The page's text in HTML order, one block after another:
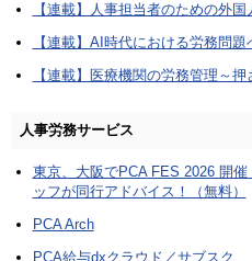
【連載】人事担当者のための外
【連載】AI時代における労務問
【連載】医療機関の労務管理～
人事労務サービス
東京、大阪でPCA FES 2026 開
ッフが同行アドバイス！（無料）
PCA Arch
PCA給与dxクラウド／サブスク